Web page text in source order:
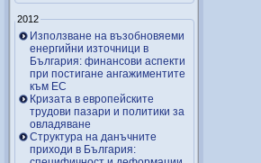
2012
Използване на възобновяеми
енергийни източници в
България: финансови аспекти
при постигане ангажиментите
към ЕС
Кризата в европейските
трудови пазари и политики за
овладяване
Структура на данъчните
приходи в България: